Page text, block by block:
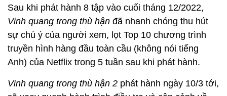
Sau khi phát hành 8 tập vào cuối tháng 12/2022,
Vinh quang trong thù hận đã nhanh chóng thu hút
sự chú ý của người xem, lọt Top 10 chương trình
truyền hình hàng đầu toàn cầu (không nói tiếng
Anh) của Netflix trong 5 tuần sau khi phát hành.
Vinh quang trong thù hận 2 phát hành ngày 10/3 tới,